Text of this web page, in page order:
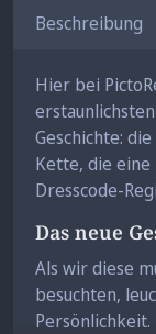
Beschreibung
Hier bei
Geschichte:
Kette, die eine
Dresscode-
Das neue
Als wir diese
besuchten,